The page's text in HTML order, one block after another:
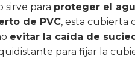
sirve para proteger el
de PVC, esta cubierta
evitar la caída de
para fijar la